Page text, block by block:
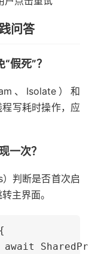
问答
假死”？
、Isolate）和
写耗时操作，应
一次？
判断是否首次启
主界面。